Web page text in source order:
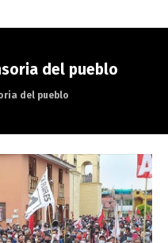
del pueblo
del pueblo